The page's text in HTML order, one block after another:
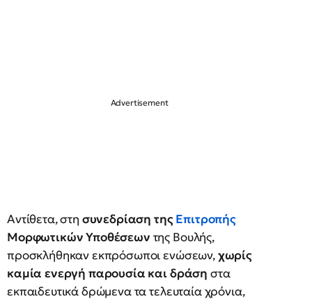
Αντίθετα, στη συνεδρίαση τηςΕπιτροπής
Μορφωτικών Υποθέσεων της Βουλής,
προσκλήθηκαν εκπρόσωποι ενώσεων,χωρίς
καμία ενεργή παρουσία και δράση στα
εκπαιδευτικά δρώμενα τα τελευταία χρόνια,